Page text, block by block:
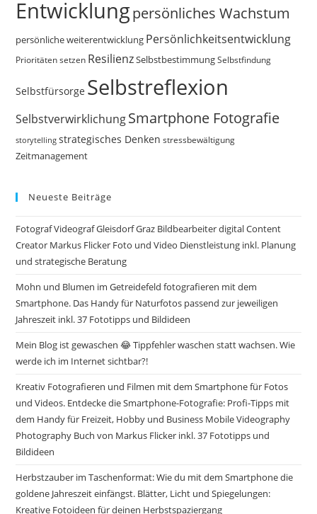
Entwicklungpersönliches Wachstum
persönliche weiterentwicklung Persönlichkeitsentwicklung
Prioritäten setzen ResilienzSelbstbestimmung Selbstfindung
Selbstfürsorge Selbstreflexion
SelbstverwirklichungSmartphone Fotografie
storytelling strategisches Denken stressbewältigung
Zeitmanagement
Neueste Beiträge
Fotograf Videograf Gleisdorf Graz Bildbearbeiter digital Content
Creator Markus Flicker Foto und Video Dienstleistung inkl. Planung
und strategische Beratung
Mohn und Blumen im Getreidefeld fotografieren mit dem
Smartphone. Das Handy für Naturfotos passend zur jeweiligen
Jahreszeit inkl. 37 Fototipps und Bildideen
Mein Blog ist gewaschen 😂 Tippfehler waschen statt wachsen. Wie
werde ich im Internet sichtbar?!
Kreativ Fotografieren und Filmen mit dem Smartphone für Fotos
und Videos. Entdecke die Smartphone-Fotografie: Profi-Tipps mit
dem Handy für Freizeit, Hobby und Business Mobile Videography
Photography Buch von Markus Flicker inkl. 37 Fototipps und
Bildideen
Herbstzauber im Taschenformat: Wie du mit dem Smartphone die
goldene Jahreszeit einfängst. Blätter, Licht und Spiegelungen:
Kreative Fotoideen für deinen Herbstspaziergang